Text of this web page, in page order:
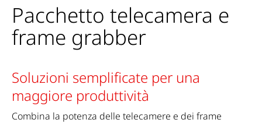
Pacchetto telecamera e
frame grabber
Soluzioni semplificate per una
maggiore produttività
Combina la potenza delle telecamere e dei frame